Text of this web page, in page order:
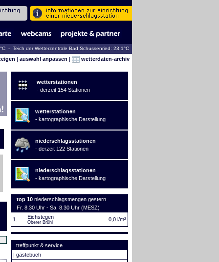
- Teich der Wetterzentrale Bad Schussenried: 23,1°C
| auswahl anpassen | wetterdaten-archiv
wetterstationen
- derzeit 154 Stationen
wetterstationen
- kartographische Darstellung
niederschlagsstationen
- derzeit 122 Stationen
niederschlagsstationen
- kartographische Darstellung
top 10 niederschlagsmengen gestern
Fr. 8.30 Uhr - Sa. 8.30 Uhr (MESZ)
1.
Eichstegen
Oberer Brühl 0,0 l/m²
treffpunkt & service
| gästebuch